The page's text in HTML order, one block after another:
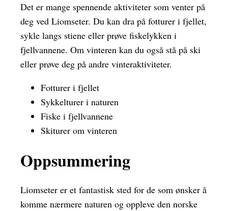
Det er mange spennende aktiviteter som venter på
deg ved Liomseter. Du kan dra på fotturer i fjellet,
sykle langs stiene eller prøve fiskelykken i
fjellvannene. Om vinteren kan du også stå på ski
eller prøve deg på andre vinteraktiviteter.
Fotturer i fjellet
Sykkelturer i naturen
Fiske i fjellvannene
Skiturer om vinteren
Oppsummering
Liomseter er et fantastisk sted for de som ønsker å
komme nærmere naturen og oppleve den norske